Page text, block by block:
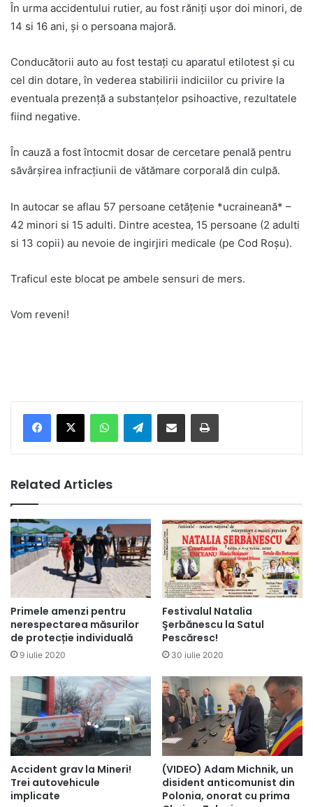
În urma accidentului rutier, au fost răniți ușor doi minori, de
14 si 16 ani, și o persoana majoră.
Conducătorii auto au fost testați cu aparatul etilotest și cu
cel din dotare, în vederea stabilirii indiciilor cu privire la
eventuala prezență a substanțelor psihoactive, rezultatele
fiind negative.
În cauză a fost întocmit dosar de cercetare penală pentru
săvârșirea infracțiunii de vătămare corporală din culpă.
In autocar se aflau 57 persoane cetățenie *ucraineană* –
42 minori si 15 adulti. Dintre acestea, 15 persoane (2 adulti
si 13 copii) au nevoie de ingirjiri medicale (pe Cod Roșu).
Traficul este blocat pe ambele sensuri de mers.
Vom reveni!
Telegram
Related Articles
Primele amenzi pentru
nerespectarea măsurilor
de protecție individuală
9 iulie 2020
Festivalul Natalia
Şerbănescu la Satul
Pescăresc!
30 iulie 2020
Accident grav la Mineri!
Trei autovehicule
implicate
(VIDEO) Adam Michnik, un
disident anticomunist din
Polonia, onorat cu prima